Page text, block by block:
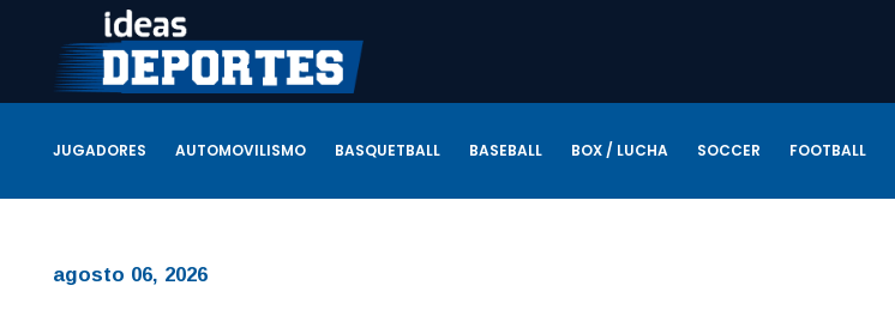
JUGADORES AUTOMOVILISMO BASQUETBALL BASEBALL BOX / LUCHA SOCCER FOOTBALL
agosto 06, 2026